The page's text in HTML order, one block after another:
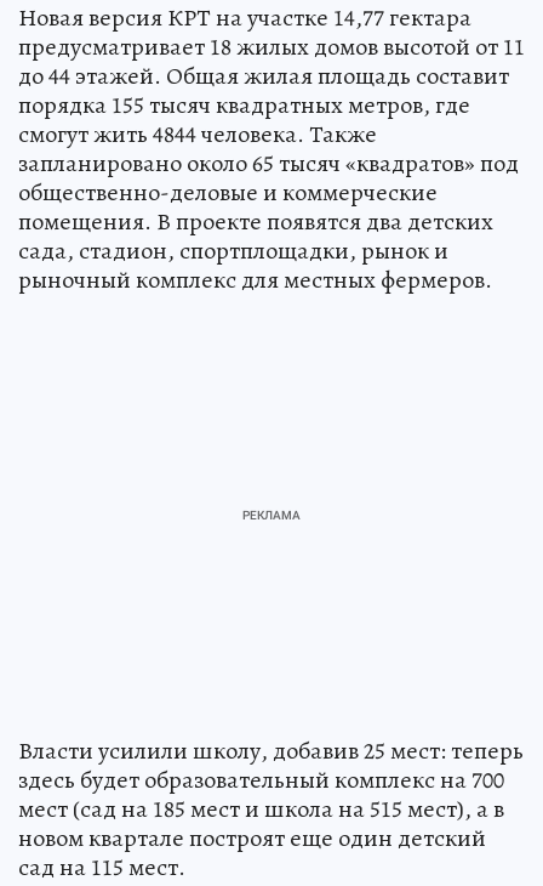
Новая версия КРТ на участке 14,77 гектара
предусматривает 18 жилых домов высотой от 11
до 44 этажей. Общая жилая площадь составит
порядка 155 тысяч квадратных метров, где
смогут жить 4844 человека. Также
запланировано около 65 тысяч «квадратов» под
общественно-деловые и коммерческие
помещения. В проекте появятся два детских
сада, стадион, спортплощадки, рынок и
рыночный комплекс для местных фермеров.
Власти усилили школу, добавив 25 мест: теперь
здесь будет образовательный комплекс на 700
мест (сад на 185 мест и школа на 515 мест), а в
новом квартале построят еще один детский
сад на 115 мест.